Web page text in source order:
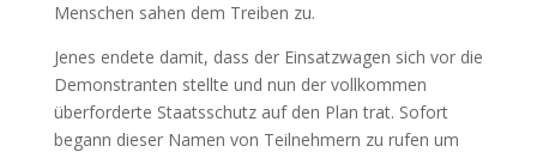
Menschen sahen dem Treiben zu.
Jenes endete damit, dass der Einsatzwagen sich vor die
Demonstranten stellte und nun der vollkommen
überforderte Staatsschutz auf den Plan trat. Sofort
begann dieser Namen von Teilnehmern zu rufen um